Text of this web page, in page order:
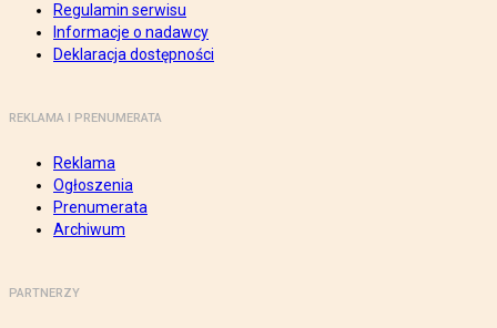
Regulamin serwisu
Informacje o nadawcy
Deklaracja dostępności
REKLAMA I PRENUMERATA
Reklama
Ogłoszenia
Prenumerata
Archiwum
PARTNERZY